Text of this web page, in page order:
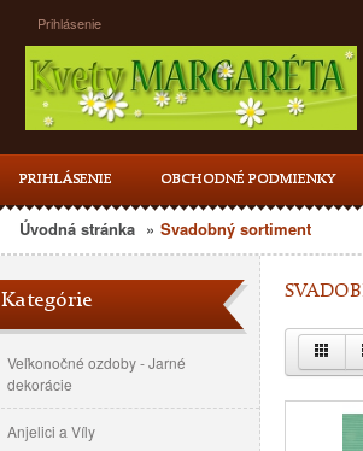
Prihlásenie
PRIHLÁSENIE OBCHODNÉ PODMIENKY
Úvodná stránka » Svadobný sortiment
Kategórie
Veľkonočné ozdoby - Jarné
dekorácie
Anjelici a Víly